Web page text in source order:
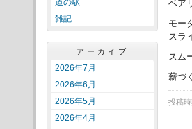
道の駅
雑記
アーカイブ
2026年7月
2026年6月
2026年5月
2026年4月
ベア
モー
スラ
スム
薪づ
投稿